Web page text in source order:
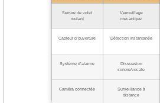
Serrure de volet
roulant
Verrouillage
mécanique
Capteur d’ouverture Détection instantanée
Système d’alarme
Dissuasion
sonore/vocale
Caméra connectée
Surveillance à
distance